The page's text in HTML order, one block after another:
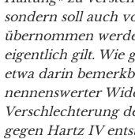
sondern soll auch
übernommen
eigentlich gilt. Wie
etwa darin
nennenswerter
Verschlechterung
gegen Hartz IV